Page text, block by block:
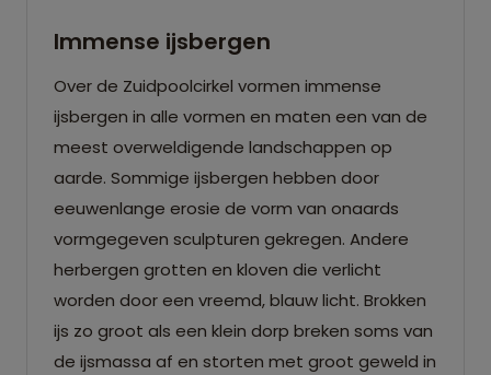
Immense ijsbergen
Over de Zuidpoolcirkel vormen immense
ijsbergen in alle vormen en maten een van de
meest overweldigende landschappen op
aarde. Sommige ijsbergen hebben door
eeuwenlange erosie de vorm van onaards
vormgegeven sculpturen gekregen. Andere
herbergen grotten en kloven die verlicht
worden door een vreemd, blauw licht. Brokken
ijs zo groot als een klein dorp breken soms van
de ijsmassa af en storten met groot geweld in